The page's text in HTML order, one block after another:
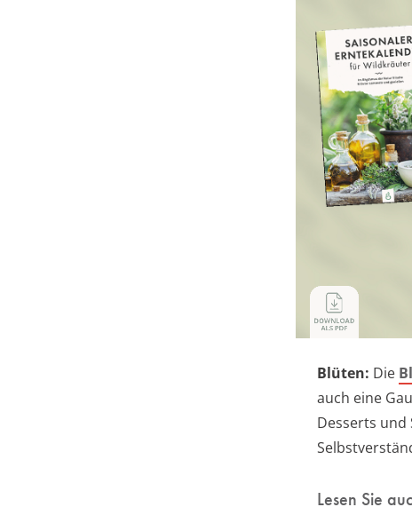
Blüten: Die
auch eine
Desserts und
Lesen Sie